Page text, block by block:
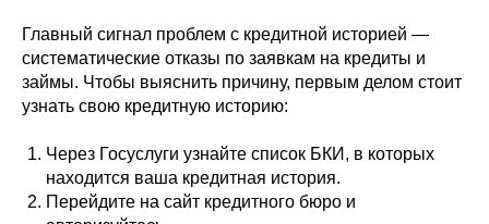
Главный сигнал проблем с кредитной историей —
систематические отказы по заявкам на кредиты и
займы. Чтобы выяснить причину, первым делом стоит
узнать свою кредитную историю:
Через Госуслуги узнайте список БКИ, в которых
находится ваша кредитная история.
Перейдите на сайт кредитного бюро и